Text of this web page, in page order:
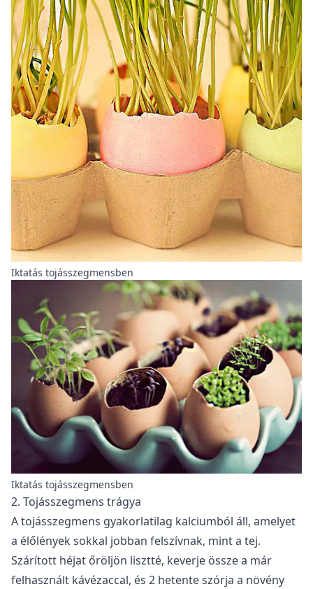
Iktatás tojásszegmensben
Iktatás tojásszegmensben
2. Tojásszegmens trágya
A tojásszegmens gyakorlatilag kalciumból áll, amelyet
a élőlények sokkal jobban felszívnak, mint a tej.
Szárított héjat őröljön lisztté, keverje össze a már
felhasznált kávézaccal, és 2 hetente szórja a növény